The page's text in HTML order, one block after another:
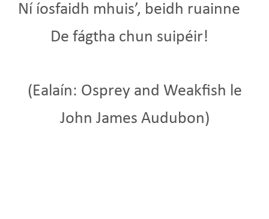
Ní íosfaidh mhuis’, beidh ruainne
De fágtha chun suipéir!
(Ealaín: Osprey and Weakfish le
John James Audubon)